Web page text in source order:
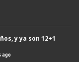
y ya son 12+1
ago